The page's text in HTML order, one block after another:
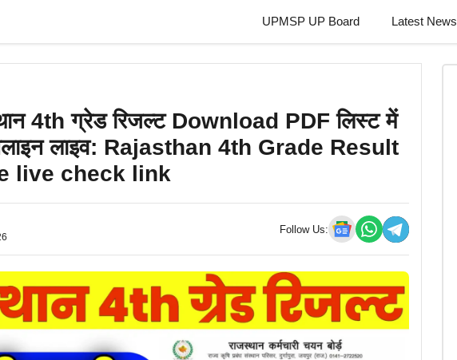
UPMSP UP Board Latest News
4th ग्रेड रिजल्ट Download PDF लिस्ट में
लाइव: Rajasthan 4th Grade Result
live check link
Follow Us: